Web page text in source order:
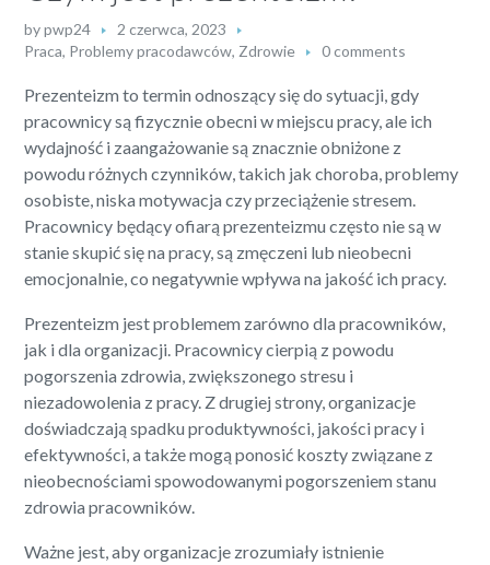
bypwp24
2 czerwca, 2023
Praca, Problemy pracodawców, Zdrowie 0 comments
Prezenteizm to termin odnoszący się do sytuacji, gdy
pracownicy są fizycznie obecni w miejscu pracy, ale ich
wydajność i zaangażowanie są znacznie obniżone z
powodu różnych czynników, takich jak choroba, problemy
osobiste, niska motywacja czy przeciążenie stresem.
Pracownicy będący ofiarą prezenteizmu często nie są w
stanie skupić się na pracy, są zmęczeni lub nieobecni
emocjonalnie, co negatywnie wpływa na jakość ich pracy.
Prezenteizm jest problemem zarówno dla pracowników,
jak i dla organizacji. Pracownicy cierpią z powodu
pogorszenia zdrowia, zwiększonego stresu i
niezadowolenia z pracy. Z drugiej strony, organizacje
doświadczają spadku produktywności, jakości pracy i
efektywności, a także mogą ponosić koszty związane z
nieobecnościami spowodowanymi pogorszeniem stanu
zdrowia pracowników.
Ważne jest, aby organizacje zrozumiały istnienie